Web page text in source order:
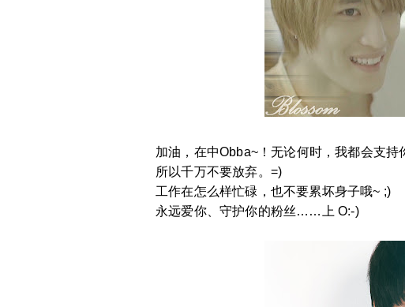
加油，在中Obba~！无论何时，我都会支持
所以千万不要放弃。=)
工作在怎么样忙碌，也不要累坏身子哦~ ;)
永远爱你、守护你的粉丝……上 O:-)